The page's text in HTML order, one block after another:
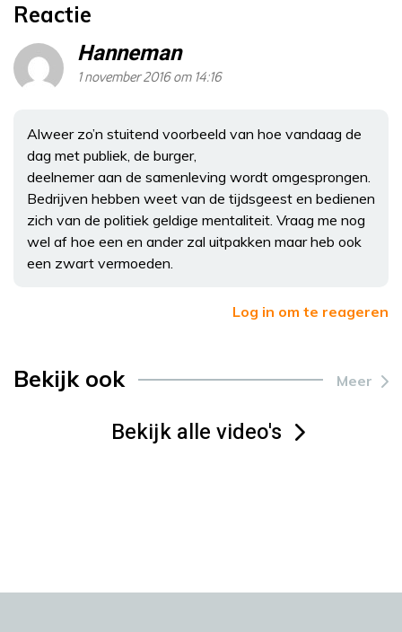
Reactie
Hanneman
1 november 2016 om 14:16
Alweer zo’n stuitend voorbeeld van hoe vandaag de
dag met publiek, de burger,
deelnemer aan de samenleving wordt omgesprongen.
Bedrijven hebben weet van de tijdsgeest en bedienen
zich van de politiek geldige mentaliteit. Vraag me nog
wel af hoe een en ander zal uitpakken maar heb ook
een zwart vermoeden.
Log in om te reageren
Bekijk ook Meer
Bekijk alle video's